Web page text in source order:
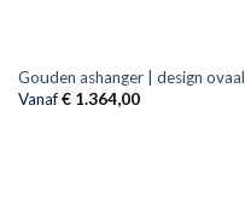
Gouden ashanger | design ovaal
Vanaf€1.364,00